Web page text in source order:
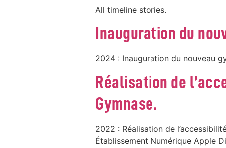
All timeline stories.
Inauguration du
2024 : Inauguration du nouveau
Réalisation de
Gymnase.
2022 : Réalisation de
Établissement Numérique Apple